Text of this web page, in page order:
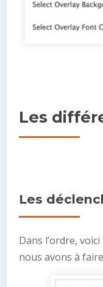
Les
Les
Dans l’ordre,
nous avons à